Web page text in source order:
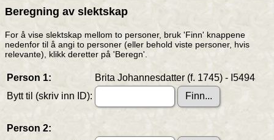
Beregning av slektskap
For å vise slektskap mellom to personer, bruk 'Finn' knappene
nedenfor til å angi to personer (eller behold viste personer, hvis
relevante), klikk deretter på 'Beregn'.
Person 1:
Brita Johannesdatter (f. 1745) - I5494
Bytt til (skriv inn ID):
Person 2: